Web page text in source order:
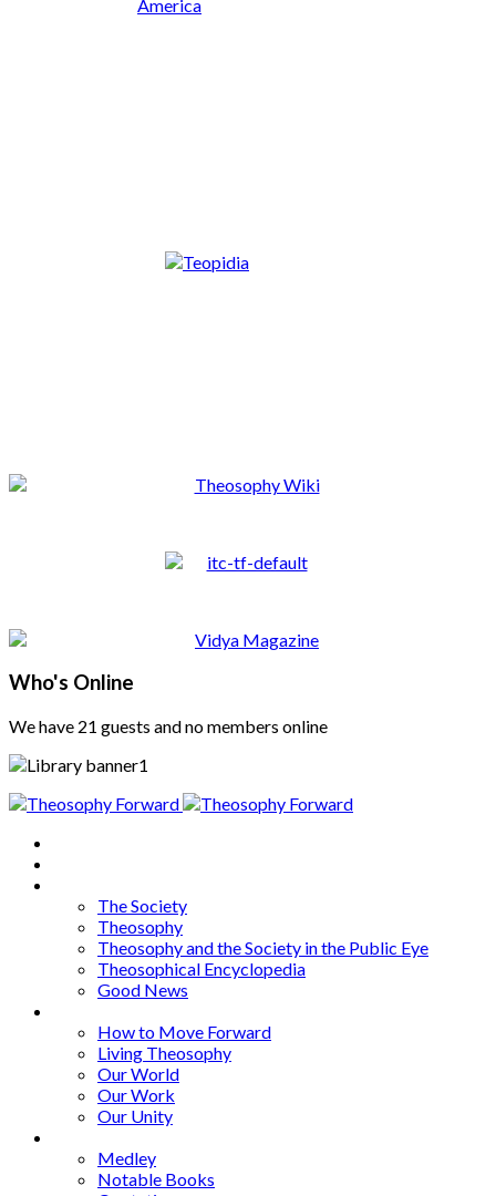
Who's Online
We have 21 guests and no members online
The Society
Theosophy
Theosophy and the Society in the Public Eye
Theosophical Encyclopedia
Good News
How to Move Forward
Living Theosophy
Our World
Our Work
Our Unity
Medley
Notable Books